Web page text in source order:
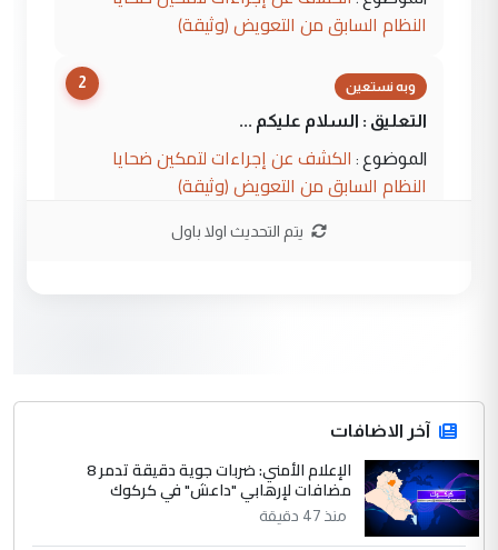
النظام السابق من التعويض (وثيقة)
2 وبه نستعين
التعليق : السلام عليكم ...
الموضوع : الكشف عن إجراءات لتمكين ضحايا
النظام السابق من التعويض (وثيقة)
محمد حسين عبد الكريم حسين
صلاح مهدي حسن
التعليق : صلاح مهدي حسن ...
الموضوع :
هيئة الحج تصدر قرارا يخص "لم الشمل"
وتعديل استمارة قرعة الحج
يتم التحديث اولا باول
آخر الاضافات
الإعلام الأمني: ضربات جوية دقيقة تدمر 8
مضافات لإرهابي "داعش" في كركوك
منذ 47 دقيقة